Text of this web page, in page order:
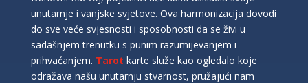
unutarnje i vanjske svjetove. Ova harmonizacija dovodi
do sve veće svjesnosti i sposobnosti da se živi u
sadašnjem trenutku s punim razumijevanjem i
prihvaćanjem. Tarot karte služe kao ogledalo koje
odražava našu unutarnju stvarnost, pružajući nam